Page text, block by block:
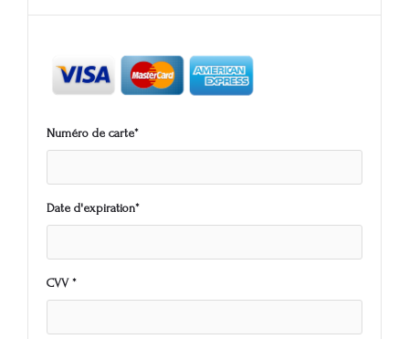
Numéro de carte*
Date d'expiration*
CVV *